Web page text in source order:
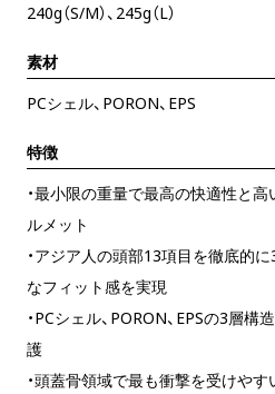
240g（S/M）、245g（L）
素材
PCシェル、PORON、EPS
特徴
・最小限の重量で最高の快適性と
ルメット
・アジア人の頭部13項目を徹底的
なフィット感を実現
・PCシェル、PORON、EPSの3層
護
・頭蓋骨領域で最も衝撃を受けや